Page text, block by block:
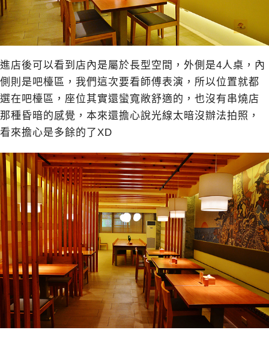
進店後可以看到店內是屬於長型空間，外側是4人桌，內
側則是吧檯區，我們這次要看師傅表演，所以位置就都
選在吧檯區，座位其實還蠻寬敞舒適的，也沒有串燒店
那種昏暗的感覺，本來還擔心說光線太暗沒辦法拍照，
看來擔心是多餘的了XD